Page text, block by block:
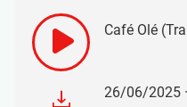
Café Olé
26/06/2025